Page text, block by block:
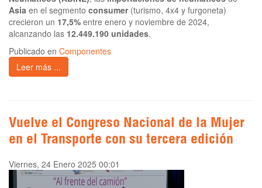
Asia en el segmento consumer(turismo, 4x4 y furgoneta)
crecieron un 17,5% entre enero y noviembre de 2024,
alcanzando las 12.449.190 unidades.
Publicado en Componentes
Leer más ...
Vuelve el Congreso Nacional de la Mujer
en el Transporte con su tercera edición
Viernes, 24 Enero 2025 00:01